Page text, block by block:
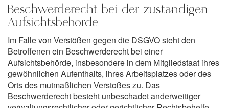
Beschwerderecht bei der zuständigen
Aufsichtsbehörde
Im Falle von Verstößen gegen die DSGVO steht den
Betroffenen ein Beschwerderecht bei einer
Aufsichtsbehörde, insbesondere in dem Mitgliedstaat ihres
gewöhnlichen Aufenthalts, ihres Arbeitsplatzes oder des
Orts des mutmaßlichen Verstoßes zu. Das
Beschwerderecht besteht unbeschadet anderweitiger